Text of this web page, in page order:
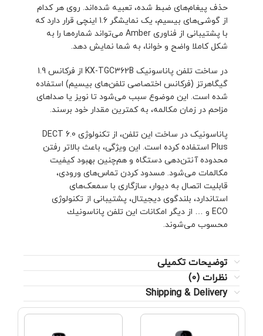
حذف پیغام‌های ضبط شده، تعبیه شده‌اند. روی هر کدام
از گوشی‌های بیسیم، یک نمایشگر 1.6 اینچی قرار دارد که
با پشتیبانی از فناوری Amber می‌تواند شماره‌ها را به
شکل کاملا واضح و خوانا، به شما نمایش دهد.
در ساخت تلفن پاناسونیک KX-TGC362B از فرکانس 1.9
گیگاهرتز (فرکانس اختصاصی تلفن‌های بیسیم) استفاده
شده است. این موضوع سبب می‌شود تا نویز یا صداهای
مزاحم در زمان مکالمه، به کمترین مقدار خود برسند.
پاناسونیک در ساخت این تلفن، از تکنولوژی DECT 6.0
Plus استفاده کرده است. این ویژگی، باعث بالاتر رفتن
محدوده آنتن‌دهی دستگاه و هم‌چنین بهبود کیفیت
مکالمات می‌شود. مسدود کردن تماس‌های ورودی،
قابلیت اتصال به دیوار، سازگاری با سمعک‌های
استاندارد، بلندگوی دیجیتال، پشتیبانی از تکنولوژی
ECO و … از دیگر امکانات این تلفن پاناسونيك
محسوب می‌شوند.
توضیحات تکمیلی
نظرات (0)
Shipping & Delivery